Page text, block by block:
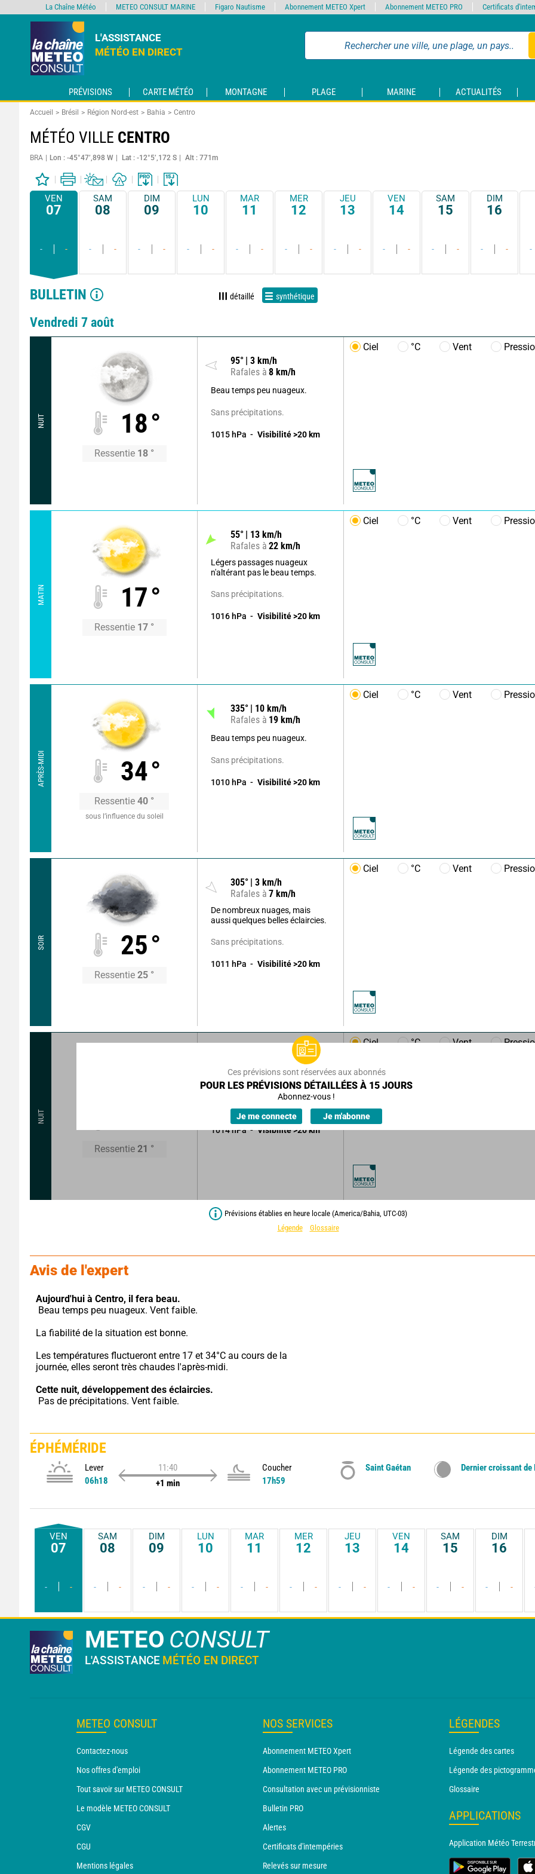
L'ASSISTANCE
MÉTÉO EN DIRECT
PRÉVISIONS CARTE MÉTÉO MONTAGNE PLAGE MARINE ACTUALITÉS
Accueil Brésil Région Nord-est Bahia Centro
MÉTÉO VILLE CENTRO
BRA Lon : -45°47’,898 W Lat : -12°5’,172 S Alt : 771m
VEN
07
- -
SAM
08
- -
DIM
09
- -
LUN
10
- -
MAR
11
- -
MER
12
- -
JEU
13
- -
VEN
14
- -
SAM
15
- -
DIM
16
- - -
BULLETIN détaillé synthétique
Vendredi 7 août
NUIT 18°
Ressentie 18 °
95° 3 km/h
Rafales à 8 km/h
Beau temps peu nuageux.
Sans précipitations.
1015 hPa Visibilité >20 km
Ciel °C Vent
MATIN 17°
Ressentie 17 °
55° 13 km/h
Rafales à 22 km/h
Légers passages nuageux
n'altérant pas le beau temps.
Sans précipitations.
1016 hPa Visibilité >20 km
Ciel °C Vent
APRÈS-MIDI 34°
Ressentie 40 °
sous l’influence du soleil
335° 10 km/h
Rafales à 19 km/h
Beau temps peu nuageux.
Sans précipitations.
1010 hPa Visibilité >20 km
Ciel °C Vent
SOIR 25°
Ressentie 25 °
305° 3 km/h
Rafales à 7 km/h
De nombreux nuages, mais
aussi quelques belles éclaircies.
Sans précipitations.
1011 hPa Visibilité >20 km
Ciel °C Vent
NUIT
Ressentie 21 °
Rafales à5 km/h
Ciel à moitié nuageux.
Sans précipitations.
1014hPa Visibilité>20km
Ciel °C Vent
Ces prévisions sont réservées aux abonnés
POUR LES PRÉVISIONS DÉTAILLÉES À 15 JOURS
Abonnez-vous !
Je me connecte Je m'abonne
Prévisions établies en heure locale (America/Bahia, UTC-03)
Légende
Glossaire
Avis de l'expert
Aujourd'hui à Centro, il fera beau.
Beau temps peu nuageux. Vent faible.
La fiabilité de la situation est bonne.
Les températures fluctueront entre 17 et 34°C au cours de la
journée, elles seront très chaudes l'après-midi.
Cette nuit, développement des éclaircies.
Pas de précipitations. Vent faible.
ÉPHÉMÉRIDE
Lever
06h18
11:40
+1 min
Coucher
17h59
Saint Gaétan Dernier croissant de
VEN
07
- -
SAM
08
- -
DIM
09
- -
LUN
10
- -
MAR
11
- -
MER
12
- -
JEU
13
- -
VEN
14
- -
SAM
15
- -
DIM
16
- -
METEO CONSULT
L'ASSISTANCE MÉTÉO EN DIRECT
METEO CONSULT
Contactez-nous
Nos offres d'emploi
Tout savoir sur METEO CONSULT
Le modèle METEO CONSULT
CGV
CGU
Mentions légales
NOS SERVICES
Abonnement METEO Xpert
Abonnement METEO PRO
Consultation avec un prévisionniste
Bulletin PRO
Alertes
Certificats d'intempéries
Relevés sur mesure
LÉGENDES
Légende des cartes
Légende des
Glossaire
APPLICATIONS
Application Météo
La Chaîne Météo METEO CONSULT MARINE Figaro Nautisme Abonnement METEO Xpert Abonnement METEO PRO Certificats